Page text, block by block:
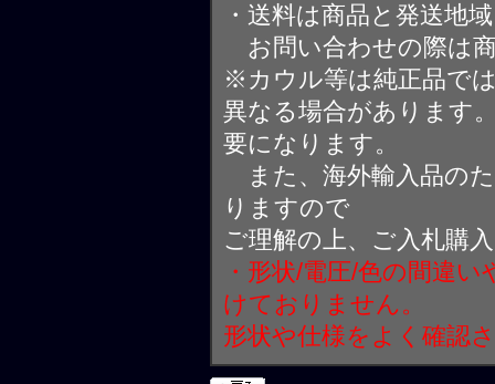
・送料は商品と発送地
お問い合わせの際は
※カウル等は純正品で
異なる場合があります
要になります。
また、海外輸入品の
りますので
ご理解の上、ご入札購
・形状/電圧/色の間違
けておりません。
形状や仕様をよく確認